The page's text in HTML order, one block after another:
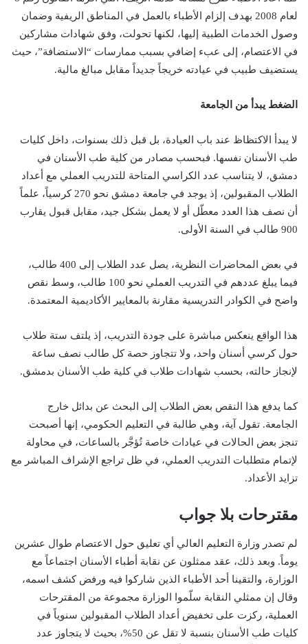
لعام 2008 بهدف إلزام الأطباء بالعمل في المناطق الريفية وضمان
وصول الخدمات الطبية إليها، لكنها تحولت، وفق شهادات مشاركين
في الاعتصام، إلى عبء إضافي بسبب ممارسات “الاستضافة”، حيث
يستضيف طبيب في عيادته خريجاً جديداً مقابل مبالغ مالية.
الضغط يبدأ من الجامعة
لا يبدأ الاكتظاظ عند باب العيادة، بل قبل ذلك بسنوات، داخل كليات
طب الأسنان نفسها. فبحسب مصادر من كلية طب الأسنان في
دمشق، لا يتناسب عدد الكراسي المتاحة للتدريب العملي مع أعداد
الطلاب المقبولين، إذ يوجد في جامعة دمشق نحو 270 كرسياً، علماً
أن نصف هذا العدد معطّل أو لا يعمل بشكل جيد، مقابل قبول يقارب
900 طالب في السنة الأولى.
في بعض المحاضرات النظرية، يصل عدد الطلاب إلى 400 طالب،
فيما يبلغ عددهم في التدريب العملي نحو 100 طالب، وسط نقص
واضح في الكوادر التدريسية مقارنة بالمعايير الأكاديمية المعتمدة.
هذا الواقع ينعكس مباشرة على جودة التدريب، إذ يلتف ستة طلاب
حول كرسي أسنان واحد، ولا تتجاوز حصة كل طالب نصف ساعة
لإنجاز حالته، بحسب شهادات طلاب في كلية طب الأسنان بدمشق.
كما يدفع هذا النقص بعض الطلاب إلى البحث عن بدائل خارج
الجامعة. تقول آية، وهي طالبة في التعليم الحكومي، إنها أصبحت
تنجز بعض الحالات في عيادات خاصة تُؤجَّر بالساعات، في محاولة
لإتمام متطلبات التدريب العملي، في ظل تراجع الإشراف المباشر مع
تزايد الأعداد.
مقترحات بلا جواب
لم تصدر وزارة التعليم العالي أي تعليق حول الاعتصام طوال عشرين
يوماً. وبعد ذلك، عقد ممثلون عن نقابة أطباء الأسنان اجتماعاً مع
الوزارة، والتقينا أحد الأطباء الذين شاركوا فيه ورفض كشف اسمه،
وقال إن ممثلي النقابة سلّموا الوزارة مجموعة من المقترحات
العملية، ركزت على تخفيض أعداد الطلاب المقبولين سنوياً في
كليات طب الأسنان بنسبة لا تقل عن 50%، بحيث لا يتجاوز عدد